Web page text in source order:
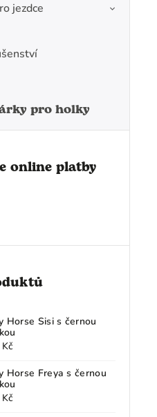
jezdce
pro holky
online platby
Horse Sisi s černou
Horse Freya s černou